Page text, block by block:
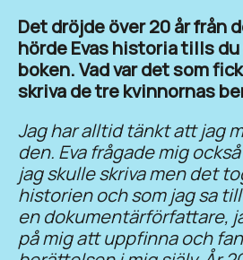
Det dröjde över 20 år från
hörde Evas historia tills
boken. Vad var det som
skriva de tre kvinnornas
Jag har alltid tänkt att jag
den. Eva frågade mig
jag skulle skriva men det
historien och som jag sa
en dokumentärförfattare,
på mig att uppfinna och